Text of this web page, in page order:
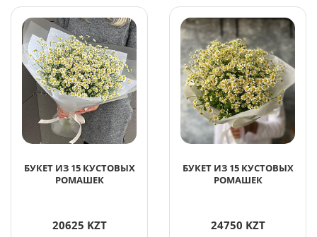
БУКЕТ ИЗ 15 КУСТОВЫХ
РОМАШЕК
20625 KZT
БУКЕТ ИЗ 15 КУСТОВЫХ
РОМАШЕК
24750 KZT